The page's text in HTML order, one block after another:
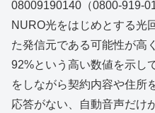
08009190140（0800-919-
NURO光をはじめとする光
た発信元である可能性が高
92%という高い数値を示し
をしながら契約内容や住所
応答がない、自動音声だけ